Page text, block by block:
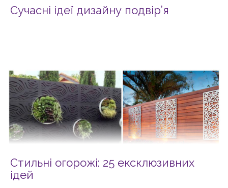
Сучасні ідеї дизайну подвір’я
Стильні огорожі: 25 ексклюзивних
ідей